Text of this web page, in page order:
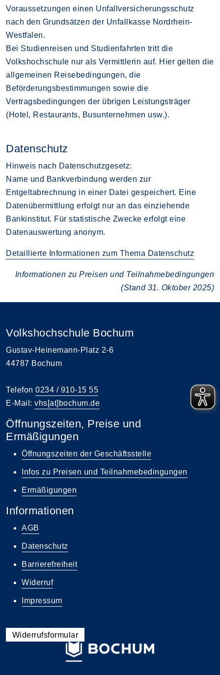
Voraussetzungen einen Unfallversicherungsschutz
nach den Grundsätzen der Unfallkasse Nordrhein-
Westfalen.
Bei Studienreisen und Studienfahrten tritt die
Volkshochschule nur als Vermittlerin auf. Hier gelten die
allgemeinen Reisebedingungen, die
Beförderungsbestimmungen sowie die
Vertragsbedingungen der übrigen Leistungsträger
(Hotel, Restaurants, Busunternehmen usw.).
Datenschutz
Hinweis nach Datenschutzgesetz:
Name und Bankverbindung werden zur
Entgeltabrechnung in einer Datei gespeichert. Eine
Datenübermittlung erfolgt nur an das einziehende
Bankinstitut. Für statistische Zwecke erfolgt eine
Datenauswertung anonym.
Detaillierte Informationen zum Thema Datenschutz
Informationen zu Preisen und Teilnahmebedingungen
(Stand 31. Oktober 2025)
Volkshochschule Bochum
Gustav-Heinemann-Platz 2-6
44787 Bochum
Telefon 0234 / 910-15 55
E-Mail: vhs[at]bochum.de
Öffnungszeiten, Preise und
Ermäßigungen
Öffnungszeiten der Geschäftsstelle
Infos zu Preisen und Teilnahmebedingungen
Ermäßigungen
Informationen
AGB
Datenschutz
Barrierefreiheit
Widerruf
Impressum
Widerrufsformular